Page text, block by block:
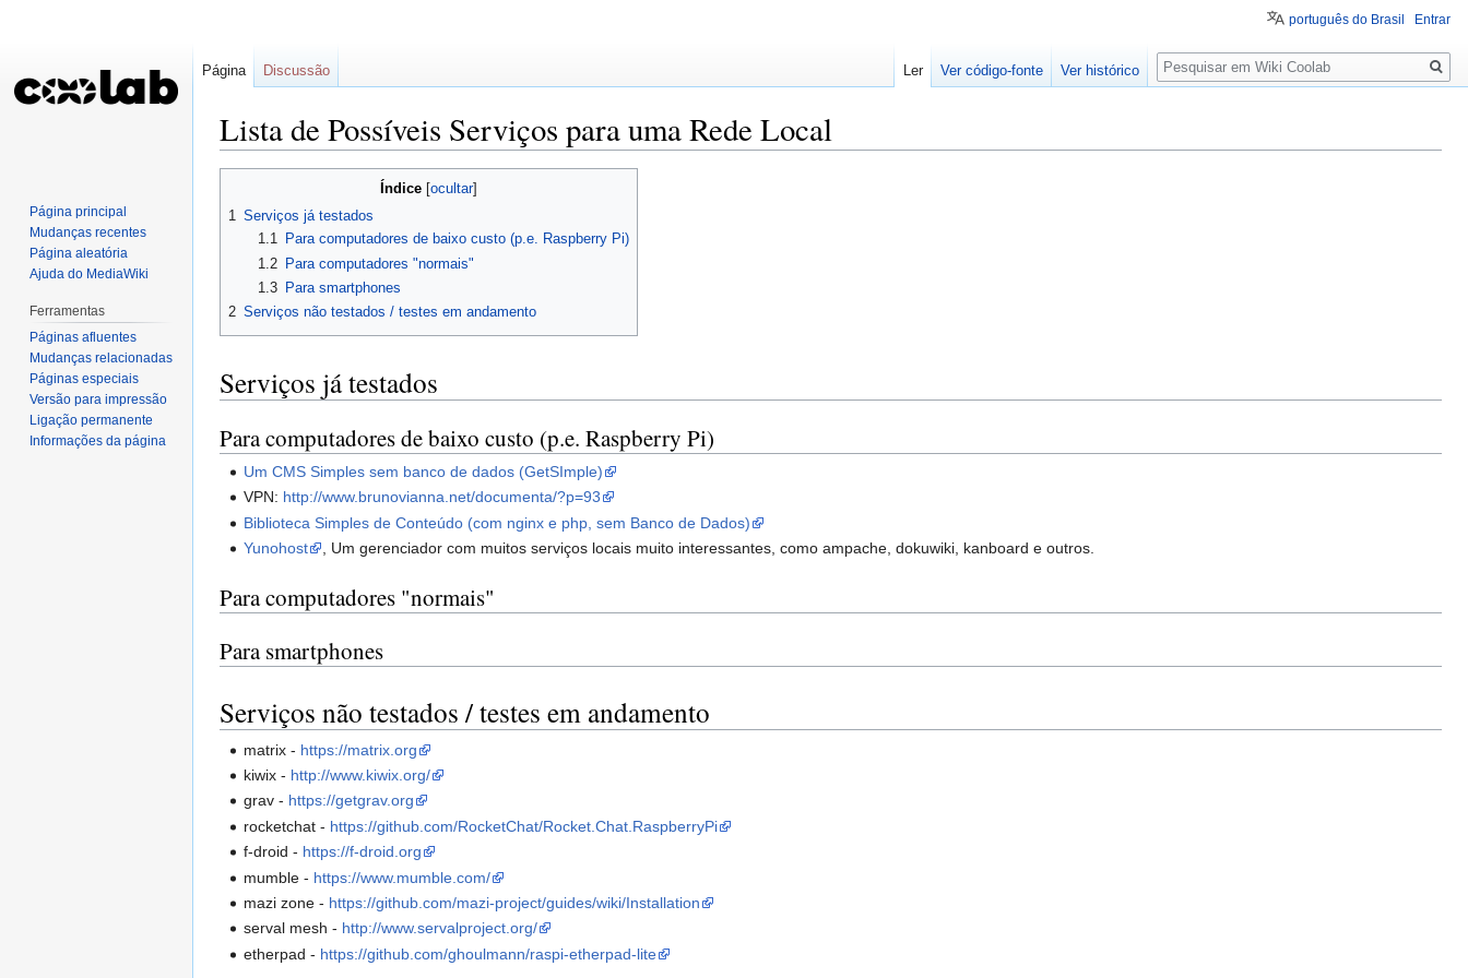
Lista de Possíveis Serviços para uma Rede Local
navegação
pesquisar
Índice
1 Serviços já testados
1.1
Para computadores de baixo custo (p.e. Raspberry Pi)
1.2
Para computadores "normais"
1.3
Para smartphones
2 Serviços não testados / testes em andamento
Serviços já testados
Para computadores de baixo custo (p.e. Raspberry Pi)
Um CMS Simples sem banco de dados (GetSImple)
VPN: http://www.brunovianna.net/documenta/?p=93
Biblioteca Simples de Conteúdo (com nginx e php, sem Banco de Dados)
Yunohost
, Um gerenciador com muitos serviços locais muito interessantes, como ampache, dokuwiki, kanboard e outros.
Para computadores "normais"
Para smartphones
Serviços não testados / testes em andamento
matrix - https://matrix.org
kiwix - http://www.kiwix.org/
grav - https://getgrav.org
rocketchat - https://github.com/RocketChat/Rocket.Chat.RaspberryPi
f-droid - https://f-droid.org
mumble - https://www.mumble.com/
mazi zone - https://github.com/mazi-project/guides/wiki/Installation
serval mesh - http://www.servalproject.org/
etherpad - https://github.com/ghoulmann/raspi-etherpad-lite
português do Brasil Entrar
Página Discussão Ler Ver código-fonte Ver histórico
Pesquisa
Página principal
Mudanças recentes
Página aleatória
Ajuda do MediaWiki
Ferramentas
Páginas afluentes
Mudanças relacionadas
Páginas especiais
Versão para impressão
Ligação permanente
Informações da página